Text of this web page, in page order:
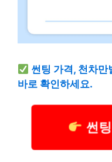
썬팅 가격, 천차
바로 확인하세요.
썬